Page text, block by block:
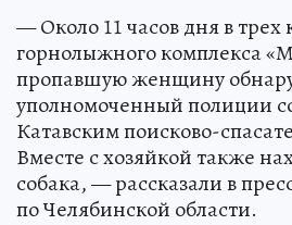
— Около 11 часов дня в трех
горнолыжного комплекса
пропавшую женщину
уполномоченный полиции
Катавским поисково-
Вместе с хозяйкой также
собака, — рассказали в
по Челябинской области.